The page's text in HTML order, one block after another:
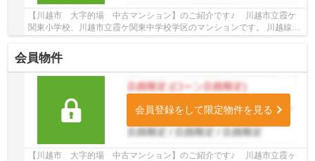
【川越市 大字的場 中古マンション】のご紹介です♪ 川越市立霞ケ
関東小学校、川越市立霞ケ関東中学校学区のマンションです。 川越線・
会員物件
会員登録をして限定物件を見る
【川越市 大字的場 中古マンション】のご紹介です♪ 川越市立霞ヶ